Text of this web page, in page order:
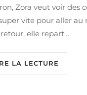
Zora veut voir des
vite pour aller
retour, elle repart…
LA LECTURE